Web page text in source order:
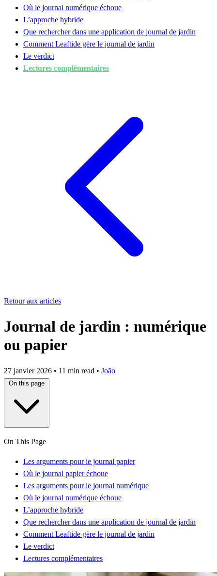
Où le journal numérique échoue
L’approche hybride
Que rechercher dans une application de journal de jardin
Comment Leaftide gère le journal de jardin
Le verdict
Lectures complémentaires
Retour aux articles
Journal de jardin : numérique
ou papier
27 janvier 2026 • 11 min read • João
On this page
On This Page
Les arguments pour le journal papier
Où le journal papier échoue
Les arguments pour le journal numérique
Où le journal numérique échoue
L’approche hybride
Que rechercher dans une application de journal de jardin
Comment Leaftide gère le journal de jardin
Le verdict
Lectures complémentaires